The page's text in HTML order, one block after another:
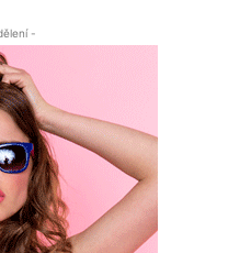
-